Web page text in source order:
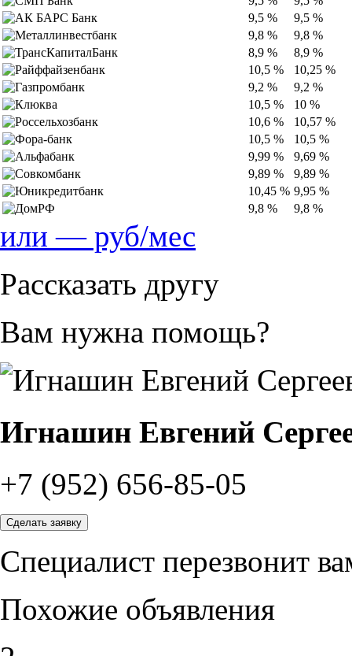
9,5 %
9,5 %
9,8 %
9,8 %
8,9 %
8,9 %
10,5 %
10,25 %
9,2 %
9,2 %
10,5 %
10 %
10,6 %
10,57 %
10,5 %
10,5 %
9,99 %
9,69 %
9,89 %
9,89 %
10,45 % 9,95 %
9,8 %
9,8 %
или—руб/мес
Рассказать другу
Вам нужна помощь?
Игнашин Евгений
+7 (952) 656-85-05
Сделать заявку
Специалист перезвонит
Похожие объявления